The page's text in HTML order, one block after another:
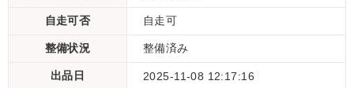
自走可否 自走可
整備状況 整備済み
出品日 2025-11-08 12:17:16